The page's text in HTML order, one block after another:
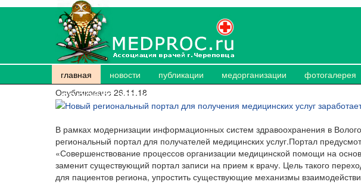
главная новости публикации медорганизации фотогалерея
Опубликовано 26.11.18
Новый региональный портал для
заработает с 3 декабря
В рамках модернизации информационных систем здравоохранения в
региональный портал для получателей медицинских услуг.Портал
«Совершенствование процессов организации медицинской помощи на
заменит существующий портал записи на прием к врачу. Цель такого
для пациентов региона, упростить существующие механизмы